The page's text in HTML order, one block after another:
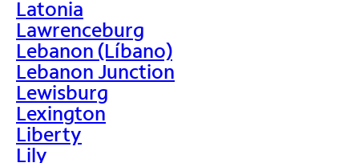
Latonia
Lawrenceburg
Lebanon (Líbano)
Lebanon Junction
Lewisburg
Lexington
Liberty
Lily